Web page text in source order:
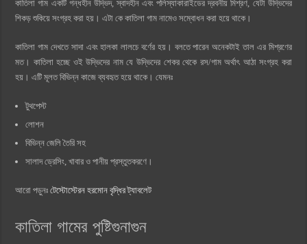
কাতিলা গাম একটি গন্ধহীন উদ্ভিদ, স্বাদহীন এবং পলিস্যাকারাইডের দ্রবনীয় মিশ্রণ, যেটা উদ্ভিদের
শিকড় শুকিয়ে সংগ্রহ করা হয়। এটা কে কাতিলা গাম নামেও সম্বোধন করা হয়ে থাকে।
কাতিলা গাম দেখতে সাদা এবং হালকা লালচে বর্ণের হয়। বলতে পারেন অনেকটাই তাল এর মিশ্রণের
মত। কাতিলা হচ্ছে ওই উদ্ভিদের নাম যে উদ্ভিদের শেকর থেকে রস/গাম অর্থাৎ আঠা সংগ্রহ করা
হয়। এটি মূলত বিভিন্ন কাজে ব্যবহৃত হয়ে থাকে। যেমনঃ
টুথপেস্ট
লোশন
বিভিন্ন জেলি তৈরি সহ
সালাদ ড্রেসিং, খাবার ও পানীয় প্রস্তুতকরণে।
আরো পড়ুনঃটেস্টোস্টেরন হরমোন বৃদ্ধির ট্যাবলেট
কাতিলা গামের পুষ্টিগুনাগুন